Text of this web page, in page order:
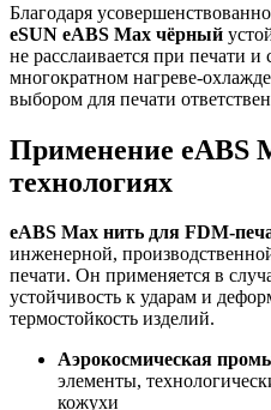
Благодаря
eSUN eABS Max чёрный
не расслаивается при печати
многократном нагреве-
выбором для печати
Применение eABS
технологиях
eABS Max нить для FDM-
инженерной,
печати. Он применяется в
устойчивость к ударам и
термостойкость изделий.
Аэрокосмическая
элементы,
кожухи